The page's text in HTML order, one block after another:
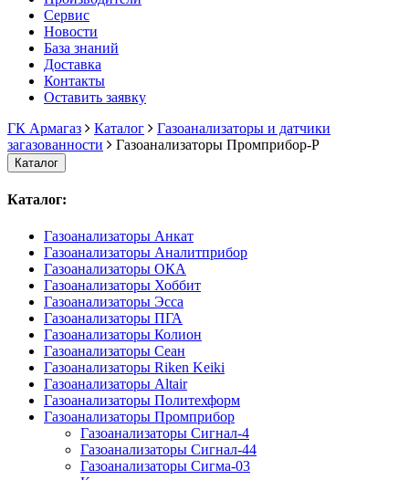
Сервис
Новости
База знаний
Доставка
Контакты
Оставить заявку
ГК Армагаз
Каталог
Газоанализаторы и датчики
загазованности
Газоанализаторы Промприбор-Р
Каталог
Каталог:
Газоанализаторы Анкат
Газоанализаторы Аналитприбор
Газоанализаторы ОКА
Газоанализаторы Хоббит
Газоанализаторы Эсса
Газоанализаторы ПГА
Газоанализаторы Колион
Газоанализаторы Сеан
Газоанализаторы Riken Keiki
Газоанализаторы Altair
Газоанализаторы Политехформ
Газоанализаторы Промприбор
Газоанализаторы Сигнал-4
Газоанализаторы Сигнал-44
Газоанализаторы Сигма-03